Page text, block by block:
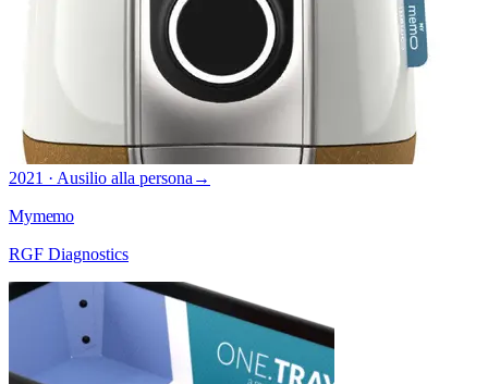
2021 · Ausilio alla persona →
Mymemo
RGF Diagnostics